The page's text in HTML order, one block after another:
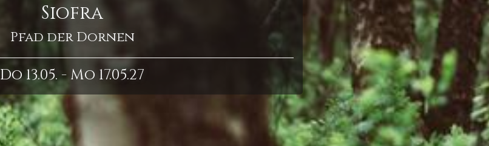
Siofra
Pfad der Dornen
Do 13.05. - Mo 17.05.27